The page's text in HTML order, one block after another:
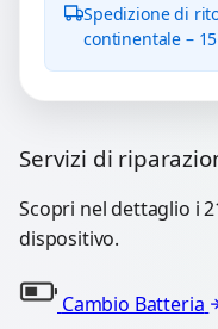
Spedizione di
continentale –
Servizi di
Scopri nel dettaglio i
dispositivo.
Cambio Batteria